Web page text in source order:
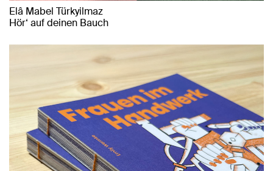
Elâ Mabel Türkyilmaz
Hör‘ auf deinen Bauch